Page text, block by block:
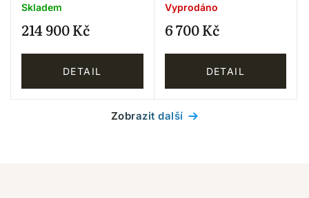
Skladem
214 900 Kč
DETAIL
Vyprodáno
6 700 Kč
DETAIL
Zobrazit další